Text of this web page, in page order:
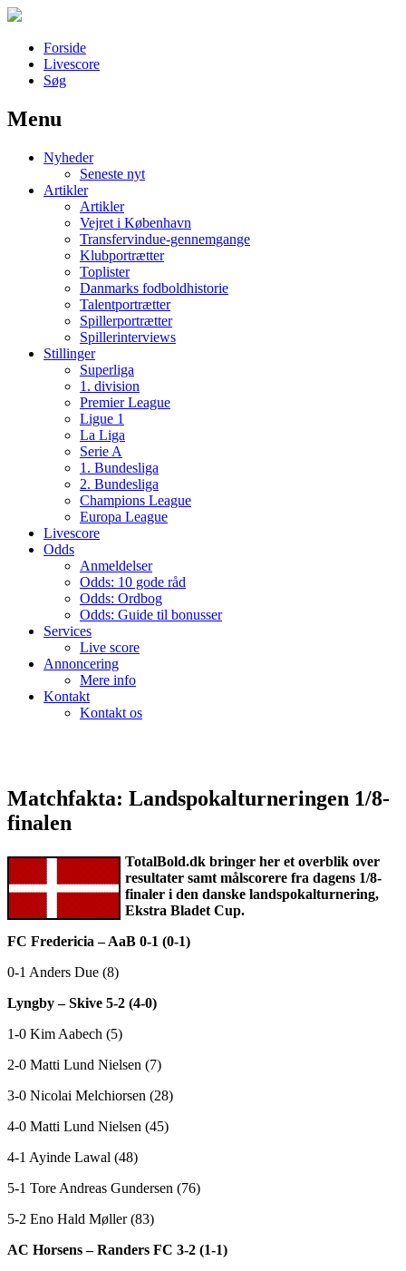
Forside
Livescore
Søg
Наши партнеры
лучшие займы
Menu
Nyheder
Seneste nyt
Artikler
Artikler
Vejret i København
Transfervindue-gennemgange
Klubportrætter
Toplister
Danmarks fodboldhistorie
Talentportrætter
Spillerportrætter
Spillerinterviews
Stillinger
Superliga
1. division
Premier League
Ligue 1
La Liga
Serie A
1. Bundesliga
2. Bundesliga
Champions League
Europa League
Livescore
Odds
Anmeldelser
Odds: 10 gode råd
Odds: Ordbog
Odds: Guide til bonusser
Services
Live score
Annoncering
Mere info
Kontakt
Kontakt os
Matchfakta: Landspokalturneringen 1/8-
finalen
TotalBold.dk bringer her et overblik over
resultater samt målscorere fra dagens 1/8-
finaler i den danske landspokalturnering,
Ekstra Bladet Cup.
FC Fredericia – AaB 0-1 (0-1)
0-1 Anders Due (8)
Lyngby – Skive 5-2 (4-0)
1-0 Kim Aabech (5)
2-0 Matti Lund Nielsen (7)
3-0 Nicolai Melchiorsen (28)
4-0 Matti Lund Nielsen (45)
4-1 Ayinde Lawal (48)
5-1 Tore Andreas Gundersen (76)
5-2 Eno Hald Møller (83)
AC Horsens – Randers FC 3-2 (1-1)